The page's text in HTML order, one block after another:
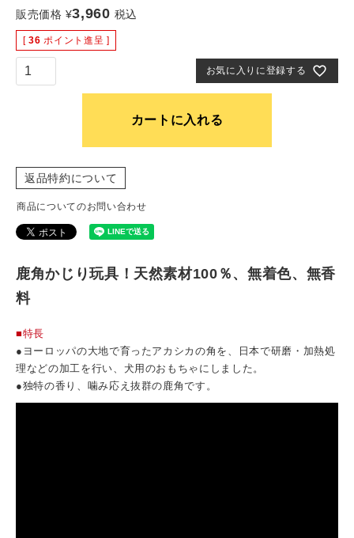
販売価格 ¥3,960 税込
[ 36 ポイント進呈 ]
お気に入りに登録する
カートに入れる
返品特約について
商品についてのお問い合わせ
鹿角かじり玩具！天然素材100％、無着色、無香
料
■特長
●ヨーロッパの大地で育ったアカシカの角を、日本で研磨・加熱処
理などの加工を行い、犬用のおもちゃにしました。
●独特の香り、噛み応え抜群の鹿角です。